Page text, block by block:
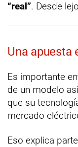
“real”. Desde
Una apuesta
Es importante
de un modelo
que su
mercado
Eso explica